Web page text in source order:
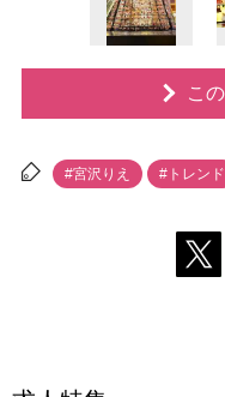
こ
#宮沢りえ #トレンド